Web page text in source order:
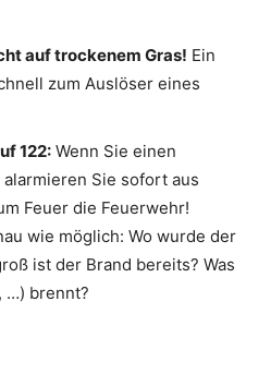
auf trockenem Gras! Ein
zum Auslöser eines
122: Wenn Sie einen
Sie sofort aus
Feuer die Feuerwehr!
wie möglich: Wo wurde der
ist der Brand bereits? Was
…) brennt?